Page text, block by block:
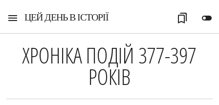
menu ЦЕЙ ДЕНЬ В ІСТОРІЇ toggle_off
bookmarks
ХРОНІКА ПОДІЙ 377-397
РОКІВ